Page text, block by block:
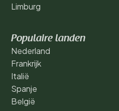
Limburg
Populaire landen
Nederland
Frankrijk
Italië
Spanje
België